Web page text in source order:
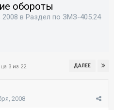
обороты
2008 в Раздел по ЗМЗ-405.24
ДАЛЕЕ
3 из 22
2008